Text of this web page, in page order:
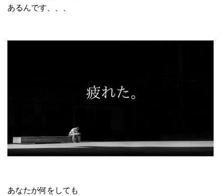
あるんです、、、
あなたが何をしても